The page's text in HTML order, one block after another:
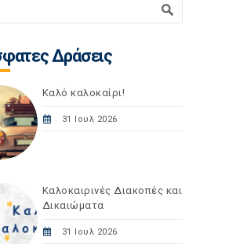
Δράσεις
Καλό καλοκαίρι!
31 Ιουλ 2026
Καλοκαιρινές Διακοπές και
Δικαιώματα
31 Ιουλ 2026